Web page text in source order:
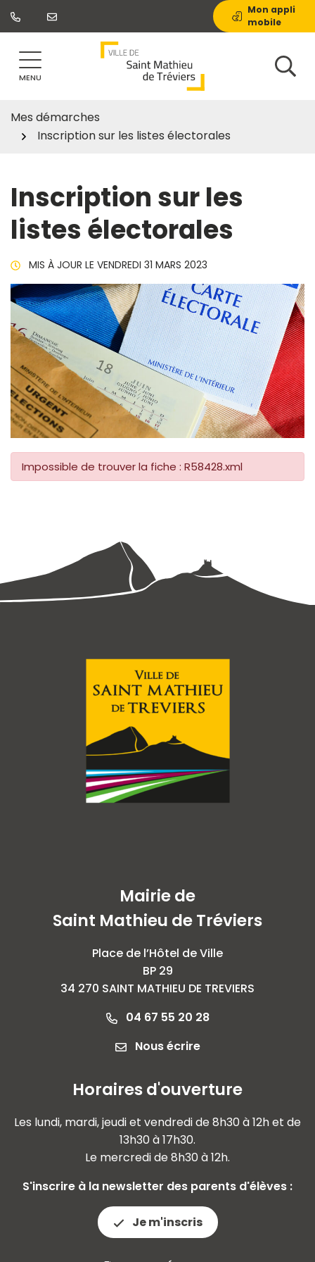
Aller
Mon appli
mobile
MENU
Mes démarches
Inscription sur les listes électorales
Inscription sur les
listes électorales
MIS À JOUR LE VENDREDI 31 MARS 2023
Impossible de trouver la fiche : R58428.xml
Mairie de
Saint Mathieu de Tréviers
Place de l’Hôtel de Ville
BP 29
34 270 SAINT MATHIEU DE TREVIERS
04 67 55 20 28
Nous écrire
Horaires d'ouverture
Les lundi, mardi, jeudi et vendredi de 8h30 à 12h et de
13h30 à 17h30.
Le mercredi de 8h30 à 12h.
S'inscrire à la newsletter des parents d'élèves :
Je m'inscris